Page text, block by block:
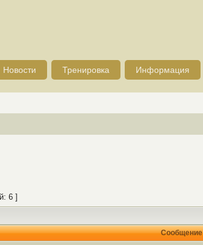
Новости Тренировка Информация
6 ]
Сообщение